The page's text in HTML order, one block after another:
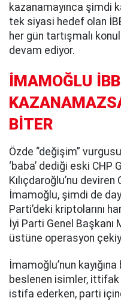
kazanamayınca şimdi
tek siyasi hedef olan
her gün tartışmalı
devam ediyor.
İMAMOĞLU
BİTER
Özde “değişim”
‘baba’ dediği eski CHP
Kılıçdaroğlu’nu deviren
İmamoğlu, şimdi de
Parti’deki kriptolarını
İyi Parti Genel Başkanı
üstüne operasyon
İmamoğlu’nun
beslenen isimler, ittifak
istifa ederken, parti